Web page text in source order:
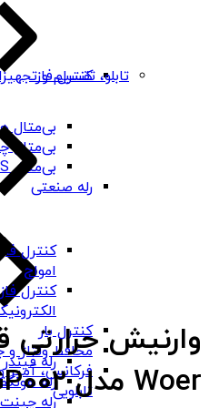
بی‌متال
بی‌متال
بی‌متال PNS
رله صنعتی
رله فیندر
رله
رله چینت
کنترل فاز
کنترل
امواج
کنترل
کنترل بار
محافظ ولتاژ و
فرکانس، آمپر
تابلویی
تابلو، تقسیم و
Woer مدل SGP002